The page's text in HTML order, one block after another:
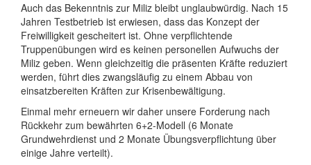
Auch das Bekenntnis zur Miliz bleibt unglaubwürdig. Nach 15
Jahren Testbetrieb ist erwiesen, dass das Konzept der
Freiwilligkeit gescheitert ist. Ohne verpflichtende
Truppenübungen wird es keinen personellen Aufwuchs der
Miliz geben. Wenn gleichzeitig die präsenten Kräfte reduziert
werden, führt dies zwangsläufig zu einem Abbau von
einsatzbereiten Kräften zur Krisenbewältigung.
Einmal mehr erneuern wir daher unsere Forderung nach
Rückkehr zum bewährten 6+2-Modell (6 Monate
Grundwehrdienst und 2 Monate Übungsverpflichtung über
einige Jahre verteilt).